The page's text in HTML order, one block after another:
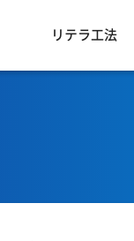
リテラ工法